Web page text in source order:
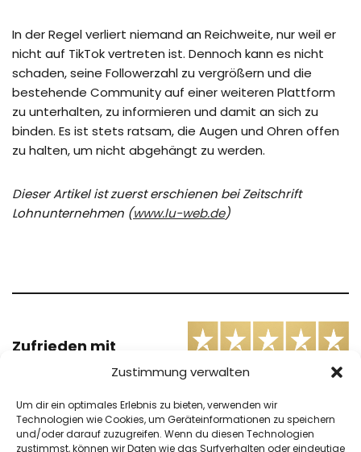
Zustimmung verwalten
Um dir ein optimales Erlebnis zu bieten, verwenden wir
Technologien wie Cookies, um Geräteinformationen zu speichern
und/oder darauf zuzugreifen. Wenn du diesen Technologien
zustimmst, können wir Daten wie das Surfverhalten oder eindeutige
In der Regel verliert niemand an Reichweite, nur weil er
nicht auf TikTok vertreten ist. Dennoch kann es nicht
schaden, seine Followerzahl zu vergrößern und die
bestehende Community auf einer weiteren Plattform
zu unterhalten, zu informieren und damit an sich zu
binden. Es ist stets ratsam, die Augen und Ohren offen
zu halten, um nicht abgehängt zu werden.
Dieser Artikel ist zuerst erschienen bei Zeitschrift
Lohnunternehmen (www.lu-web.de)
Zufrieden mit
AGRARMONITOR?
Wir freuen uns über jede Bewertung auftrustpilot.com